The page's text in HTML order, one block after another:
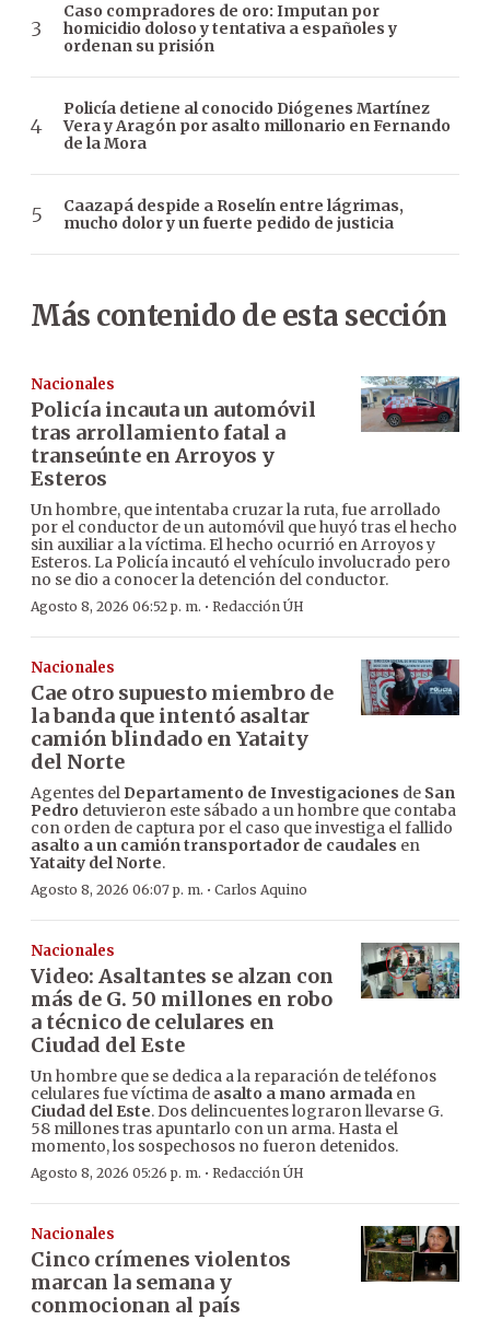
Caso compradores de oro: Imputan por
homicidio doloso y tentativa a españoles y
ordenan su prisión
Policía detiene al conocido Diógenes Martínez
Vera y Aragón por asalto millonario en Fernando
de la Mora
Caazapá despide a Roselín entre lágrimas,
mucho dolor y un fuerte pedido de justicia
Más contenido de esta sección
Nacionales
Policía incauta un automóvil
tras arrollamiento fatal a
transeúnte en Arroyos y
Esteros
Un hombre, que intentaba cruzar la ruta, fue arrollado
por el conductor de un automóvil que huyó tras el hecho
sin auxiliar a la víctima. El hecho ocurrió en Arroyos y
Esteros. La Policía incautó el vehículo involucrado pero
no se dio a conocer la detención del conductor.
Agosto 8, 2026 06:52 p. m. · Redacción ÚH
Nacionales
Cae otro supuesto miembro de
la banda que intentó asaltar
camión blindado en Yataity
del Norte
Agentes del Departamento de Investigaciones de San
Pedro detuvieron este sábado a un hombre que contaba
con orden de captura por el caso que investiga el fallido
asalto a un camión transportador de caudales en
Yataity del Norte.
Agosto 8, 2026 06:07 p. m. · Carlos Aquino
Nacionales
Video: Asaltantes se alzan con
más de G. 50 millones en robo
a técnico de celulares en
Ciudad del Este
Un hombre que se dedica a la reparación de teléfonos
celulares fue víctima de asalto a mano armada en
Ciudad del Este. Dos delincuentes lograron llevarse G.
58 millones tras apuntarlo con un arma. Hasta el
momento, los sospechosos no fueron detenidos.
Agosto 8, 2026 05:26 p. m. · Redacción ÚH
Nacionales
Cinco crímenes violentos
marcan la semana y
conmocionan al país